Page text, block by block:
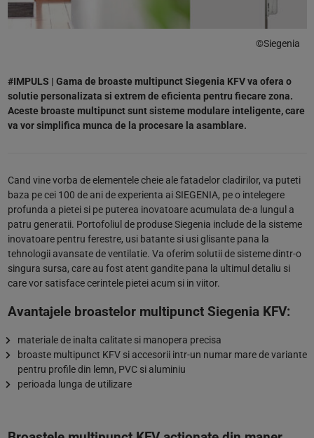
©Siegenia
#IMPULS | Gama de broaste multipunct Siegenia KFV va ofera o
solutie personalizata si extrem de eficienta pentru fiecare zona.
Aceste broaste multipunct sunt sisteme modulare inteligente, care
va vor simplifica munca de la procesare la asamblare.
Cand vine vorba de elementele cheie ale fatadelor cladirilor, va puteti
baza pe cei 100 de ani de experienta ai SIEGENIA, pe o intelegere
profunda a pietei si pe puterea inovatoare acumulata de-a lungul a
patru generatii. Portofoliul de produse Siegenia include de la sisteme
inovatoare pentru ferestre, usi batante si usi glisante pana la
tehnologii avansate de ventilatie. Va oferim solutii de sisteme dintr-o
singura sursa, care au fost atent gandite pana la ultimul detaliu si
care vor satisface cerintele pietei acum si in viitor.
Avantajele broastelor multipunct Siegenia KFV:
materiale de inalta calitate si manopera precisa
broaste multipunct KFV si accesorii intr-un numar mare de variante
pentru profile din lemn, PVC si aluminiu
perioada lunga de utilizare